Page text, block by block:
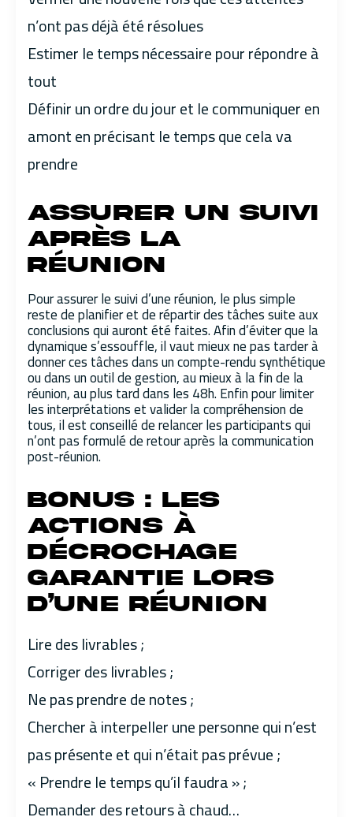
n’ont pas déjà été résolues
Estimer le temps nécessaire pour répondre à
tout
Définir un ordre du jour et le communiquer en
amont en précisant le temps que cela va
prendre
Assurer un suivi
après la
réunion
Pour assurer le suivi d’une réunion, le plus simple
reste de planifier et de répartir des tâches suite aux
conclusions qui auront été faites. Afin d’éviter que la
dynamique s’essouffle, il vaut mieux ne pas tarder à
donner ces tâches dans un compte-rendu synthétique
ou dans un outil de gestion, au mieux à la fin de la
réunion, au plus tard dans les 48h. Enfin pour limiter
les interprétations et valider la compréhension de
tous, il est conseillé de relancer les participants qui
n’ont pas formulé de retour après la communication
post-réunion.
Bonus : les
actions à
décrochage
garantie lors
d’une réunion
Lire des livrables ;
Corriger des livrables ;
Ne pas prendre de notes ;
Chercher à interpeller une personne qui n’est
pas présente et qui n’était pas prévue ;
« Prendre le temps qu’il faudra » ;
Demander des retours à chaud…